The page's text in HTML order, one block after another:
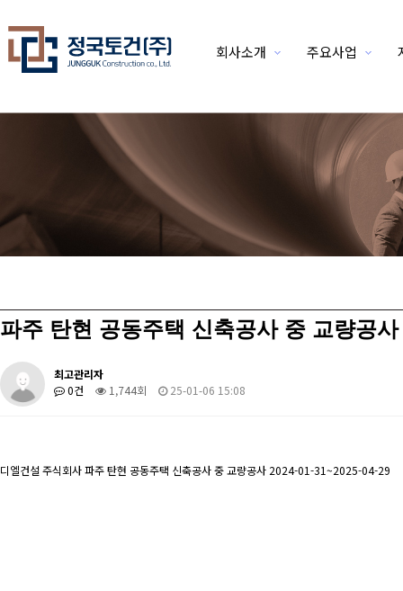
회사소개 주요사업
파주 탄현 공동주택 신축공사 중 교량공사
최고관리자
0건
1,744회 25-01-06 15:08
디엘건설 주식회사 파주 탄현 공동주택 신축공사 중 교량공사 2024-01-31~2025-04-29